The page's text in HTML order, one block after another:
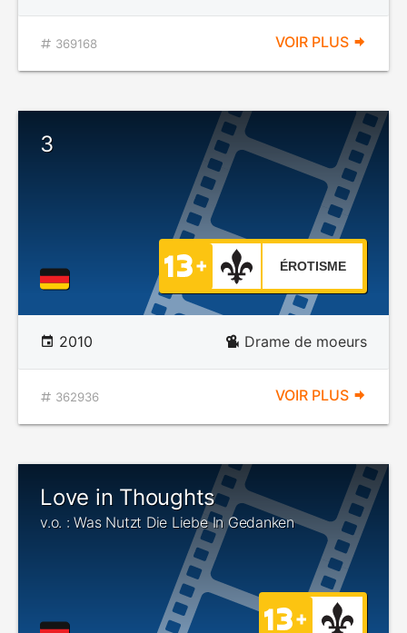
369168 VOIR PLUS
3
ÉROTISME
2010 Drame de moeurs
362936 VOIR PLUS
Love in Thoughts
v.o. : Was Nutzt Die Liebe In Gedanken